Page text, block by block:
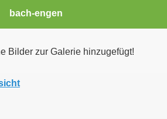
bach-engen
Bilder zur Galerie hinzugefügt!